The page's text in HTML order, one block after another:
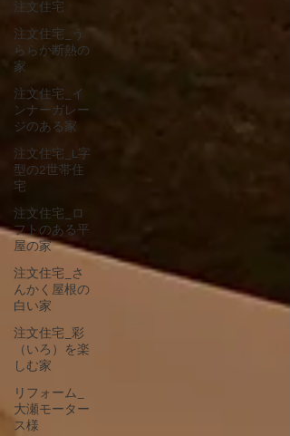
注文住宅
注文住宅_う
ららか断熱の
家
注文住宅_イ
ンナーガレー
ジのある家
注文住宅_L字
型の2世帯住
宅
注文住宅_ロ
フトのある平
屋の家
注文住宅_さ
んかく屋根の
白い家
注文住宅_彩
（いろ）を楽
しむ家
リフォーム_
大瀬モーター
ス様